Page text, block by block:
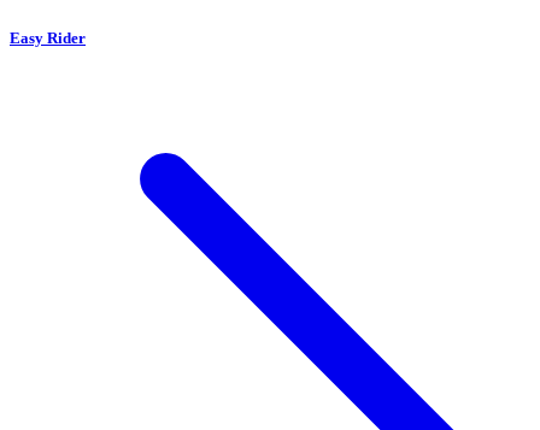
Easy Rider